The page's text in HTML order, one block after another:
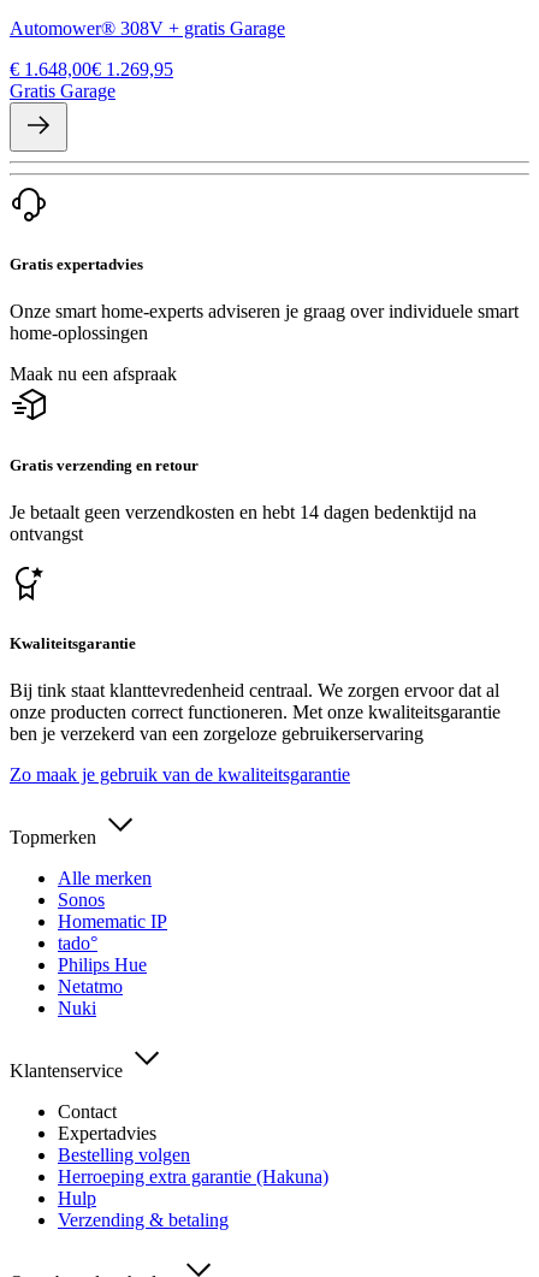
Automower® 308V + gratis Garage
€ 1.648,00€ 1.269,95
Gratis Garage
Gratis expertadvies
Onze smart home-experts adviseren je graag over individuele smart
home-oplossingen
Maak nu een afspraak
Gratis verzending en retour
Je betaalt geen verzendkosten en hebt 14 dagen bedenktijd na
ontvangst
Kwaliteitsgarantie
Bij tink staat klanttevredenheid centraal. We zorgen ervoor dat al
onze producten correct functioneren. Met onze kwaliteitsgarantie
ben je verzekerd van een zorgeloze gebruikerservaring
Zo maak je gebruik van de kwaliteitsgarantie
Topmerken
Alle merken
Sonos
Homematic IP
tado°
Philips Hue
Netatmo
Nuki
Klantenservice
Contact
Expertadvies
Bestelling volgen
Herroeping extra garantie (Hakuna)
Hulp
Verzending & betaling